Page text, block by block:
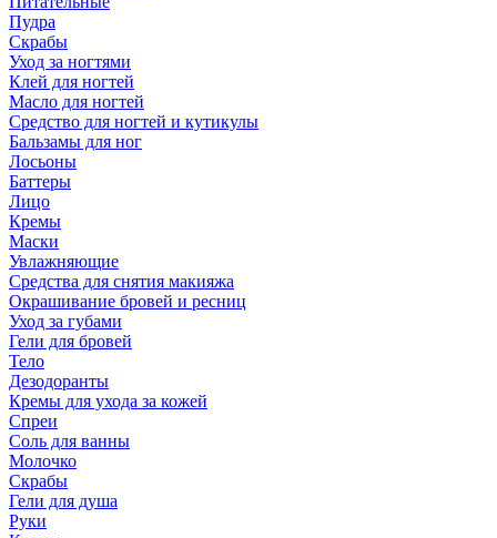
Пудра
Скрабы
Уход за ногтями
Клей для ногтей
Масло для ногтей
Средство для ногтей и кутикулы
Бальзамы для ног
Лосьоны
Баттеры
Лицо
Кремы
Маски
Увлажняющие
Средства для снятия макияжа
Окрашивание бровей и ресниц
Уход за губами
Гели для бровей
Тело
Дезодоранты
Кремы для ухода за кожей
Спреи
Соль для ванны
Молочко
Скрабы
Гели для душа
Руки